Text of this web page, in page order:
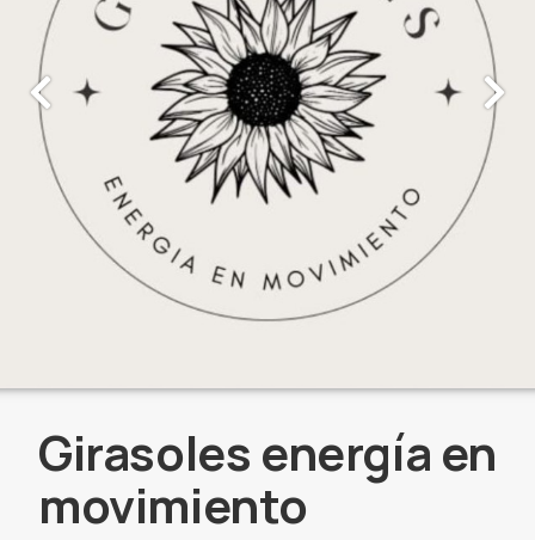
Girasoles energía en
movimiento